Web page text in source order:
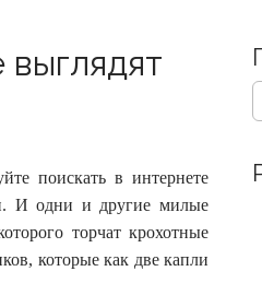
поискать в интернете
И одни и другие милые
торчат крохотные
которые как две капли
S
e
c